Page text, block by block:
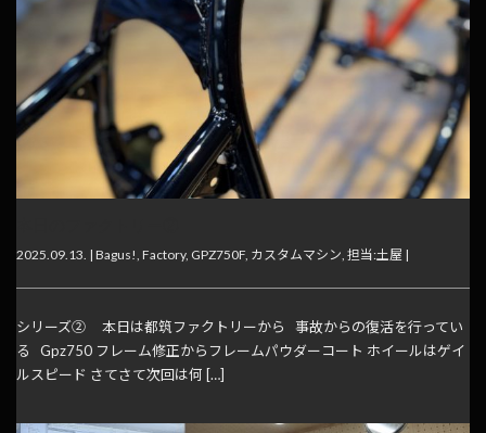
2025.09.13. | Bagus! Factory, GPZ750F カスタムマシン 担当:土屋 |
シリーズ② 本日は都筑ファクトリーから 事故からの復活を行ってい
る Gpz750 フレーム修正からフレームパウダーコート ホイールはゲイ
ルスピード さてさて次回は何 […]